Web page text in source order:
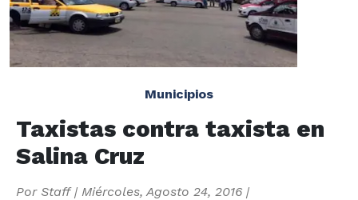
Municipios
Taxistas contra taxista en
Salina Cruz
Por Staff| Miércoles, Agosto 24, 2016 |